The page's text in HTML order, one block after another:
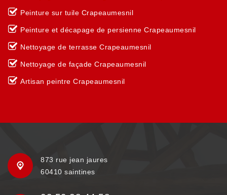
Peinture sur tuile Crapeaumesnil
Peinture et décapage de persienne Crapeaumesnil
Nettoyage de terrasse Crapeaumesnil
Nettoyage de façade Crapeaumesnil
Artisan peintre Crapeaumesnil
873 rue jean jaures
60410 saintines